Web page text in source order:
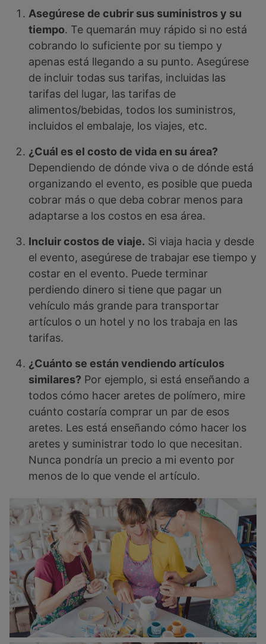
Asegúrese de cubrir sus suministros y su
tiempo. Te quemarán muy rápido si no está
cobrando lo suficiente por su tiempo y
apenas está llegando a su punto. Asegúrese
de incluir todas sus tarifas, incluidas las
tarifas del lugar, las tarifas de
alimentos/bebidas, todos los suministros,
incluidos el embalaje, los viajes, etc.
¿Cuál es el costo de vida en su área?
Dependiendo de dónde viva o de dónde está
organizando el evento, es posible que pueda
cobrar más o que deba cobrar menos para
adaptarse a los costos en esa área.
Incluir costos de viaje. Si viaja hacia y desde
el evento, asegúrese de trabajar ese tiempo y
costar en el evento. Puede terminar
perdiendo dinero si tiene que pagar un
vehículo más grande para transportar
artículos o un hotel y no los trabaja en las
tarifas.
¿Cuánto se están vendiendo artículos
similares? Por ejemplo, si está enseñando a
todos cómo hacer aretes de polímero, mire
cuánto costaría comprar un par de esos
aretes. Les está enseñando cómo hacer los
aretes y suministrar todo lo que necesitan.
Nunca pondría un precio a mi evento por
menos de lo que vende el artículo.